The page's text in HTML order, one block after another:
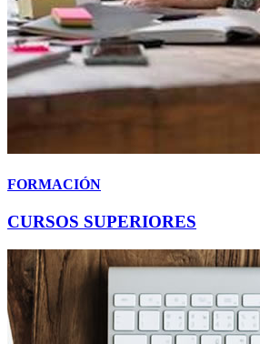
FORMACIÓN
CURSOS SUPERIORES